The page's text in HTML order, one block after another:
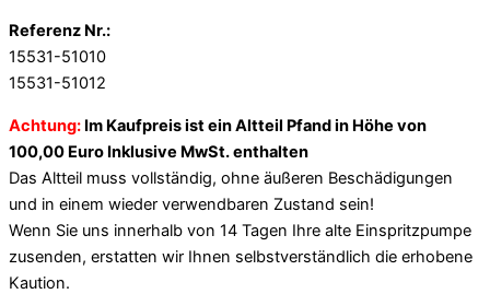
Referenz Nr.:
15531-51010
15531-51012
Achtung: Im Kaufpreis ist ein Altteil Pfand in Höhe von
100,00 Euro Inklusive MwSt. enthalten
Das Altteil muss vollständig, ohne äußeren Beschädigungen
und in einem wieder verwendbaren Zustand sein!
Wenn Sie uns innerhalb von 14 Tagen Ihre alte Einspritzpumpe
zusenden, erstatten wir Ihnen selbstverständlich die erhobene
Kaution.